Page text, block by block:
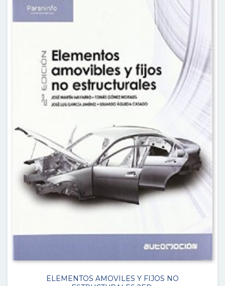
ELEMENTOS AMOVILES Y FIJOS NO